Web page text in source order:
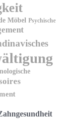
Möbel Psychische